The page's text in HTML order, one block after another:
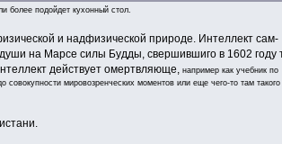
более подойдет кухонный стол.
и надфизической природе. Интеллект сам-
на Марсе силы Будды, свершившиго в 1602 году
действует омертвляюще,
например как учебник по
мировозренческих моментов или еще чего-то там такого